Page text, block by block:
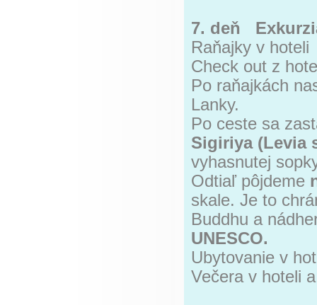
7. deň
Raňajky v hoteli
Check out z
Po raňajkách
Lanky.
Po ceste sa
Sigiriya (Levia
vyhasnutej
Odtiaľ pôjdeme
skale. Je to
Buddhu a
UNESCO.
Ubytovanie v
Večera v hoteli